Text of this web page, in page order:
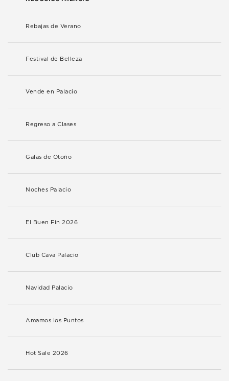
Rebajas de Verano
Festival de Belleza
Vende en Palacio
Regreso a Clases
Galas de Otoño
Noches Palacio
El Buen Fin 2026
Club Cava Palacio
Navidad Palacio
Amamos los Puntos
Hot Sale 2026